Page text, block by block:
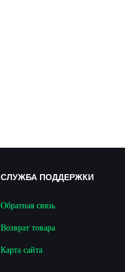
СЛУЖБА ПОДДЕРЖКИ
Обратная связь
Возврат товара
Карта сайта